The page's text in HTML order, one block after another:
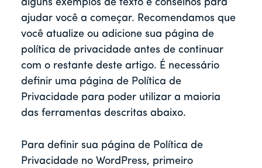
alguns exemplos de texto e conselhos para
ajudar você a começar. Recomendamos que
você atualize ou adicione sua página de
política de privacidade antes de continuar
com o restante deste artigo. É necessário
definir uma página de Política de
Privacidade para poder utilizar a maioria
das ferramentas descritas abaixo.
Para definir sua página de Política de
Privacidade no WordPress, primeiro